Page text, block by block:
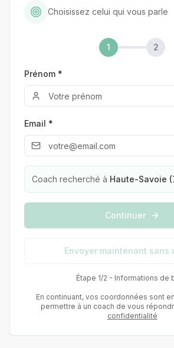
Choisissez celui qui vous parle
1 2
Prénom *
Email *
Coach recherché à Haute-Savoie
Continuer
Envoyer maintenant sans
Étape 1/2 - Informations de
En continuant, vos coordonnées sont
permettre à un coach de vous
confidentialité